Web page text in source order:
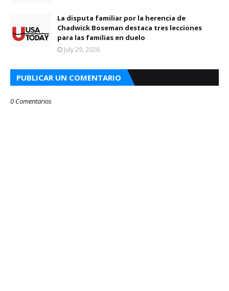
La disputa familiar por la herencia de
Chadwick Boseman destaca tres lecciones
para las familias en duelo
July 29, 2026
PUBLICAR UN COMENTARIO
0 Comentarios